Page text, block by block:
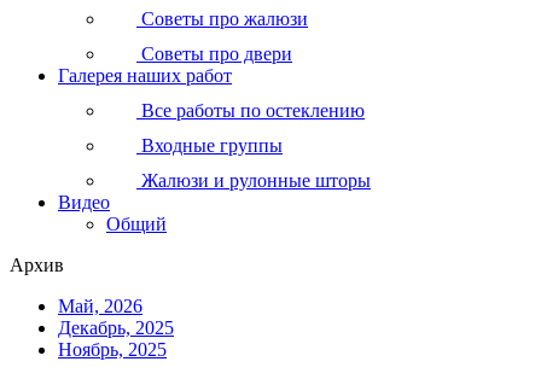
Советы про жалюзи
Советы про двери
Галерея наших работ
Все работы по остеклению
Входные группы
Жалюзи и рулонные шторы
Видео
Общий
Архив
Май, 2026
Декабрь, 2025
Ноябрь, 2025